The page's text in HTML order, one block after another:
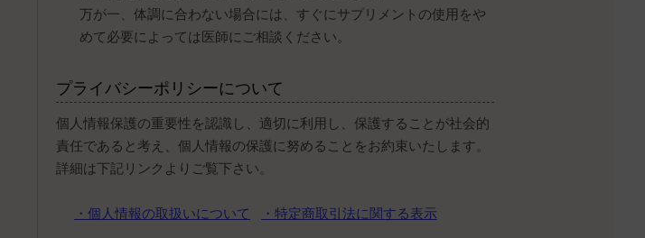
万が一、体調に合わない場合には、すぐにサプリメントの使用をや
めて必要によっては医師にご相談ください。
プライバシーポリシーについて
個人情報保護の重要性を認識し、適切に利用し、保護することが社会的
責任であると考え、個人情報の保護に努めることをお約束いたします。
詳細は下記リンクよりご覧下さい。
・個人情報の取扱いについて ・特定商取引法に関する表示